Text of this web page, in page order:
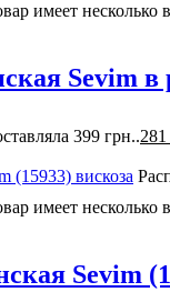
имеет
Sevim в
399 грн..281
имеет
Sevim